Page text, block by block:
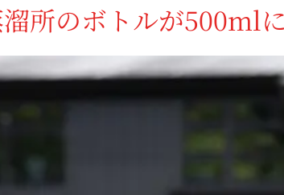
所のボトルが500ml